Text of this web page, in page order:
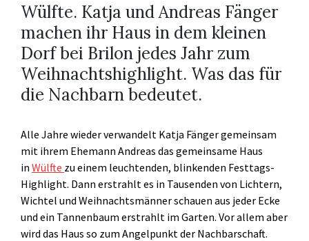
Wülfte. Katja und Andreas Fänger
machen ihr Haus in dem kleinen
Dorf bei Brilon jedes Jahr zum
Weihnachtshighlight. Was das für
die Nachbarn bedeutet.
Alle Jahre wieder verwandelt Katja Fänger gemeinsam
mit ihrem Ehemann Andreas das gemeinsame Haus
in Wülfte zu einem leuchtenden, blinkenden Festtags-
Highlight. Dann erstrahlt es in Tausenden von Lichtern,
Wichtel und Weihnachtsmänner schauen aus jeder Ecke
und ein Tannenbaum erstrahlt im Garten. Vor allem aber
wird das Haus so zum Angelpunkt der Nachbarschaft.